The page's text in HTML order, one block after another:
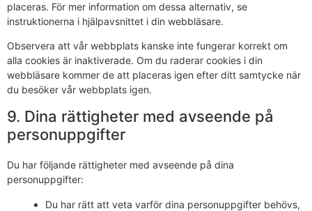
placeras. För mer information om dessa alternativ, se
instruktionerna i hjälpavsnittet i din webbläsare.
Observera att vår webbplats kanske inte fungerar korrekt om
alla cookies är inaktiverade. Om du raderar cookies i din
webbläsare kommer de att placeras igen efter ditt samtycke när
du besöker vår webbplats igen.
9. Dina rättigheter med avseende på
personuppgifter
Du har följande rättigheter med avseende på dina
personuppgifter:
Du har rätt att veta varför dina personuppgifter behövs,